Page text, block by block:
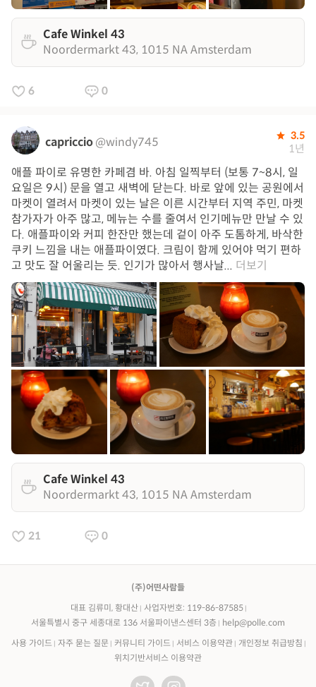
Cafe Winkel 43
Noordermarkt 43, 1015 NA Amsterdam
6 0
capriccio@windy745 3.5
1년
애플 파이로 유명한 카페겸 바. 아침 일찍부터 (보통 7~8시, 일
요일은 9시) 문을 열고 새벽에 닫는다. 바로 앞에 있는 공원에서
마켓이 열려서 마켓이 있는 날은 이른 시간부터 지역 주민, 마켓
참가자가 아주 많고, 메뉴는 수를 줄여서 인기메뉴만 만날 수 있
다. 애플파이와 커피 한잔만 했는데 겉이 아주 도톰하게, 바삭한
쿠키 느낌을 내는 애플파이였다. 크림이 함께 있어야 먹기 편하
고 맛도 잘 어울리는 듯. 인기가 많아서 행사날... 더보기
Cafe Winkel 43
Noordermarkt 43, 1015 NA Amsterdam
21 0
(주)어떤사람들
대표 김류미, 황대산
사업자번호: 119-86-87585
서울특별시 중구 세종대로 136 서울파이낸스센터 3층
help@polle.com
사용 가이드 자주 묻는 질문 커뮤니티 가이드 서비스 이용약관
개인정보 취급방침
위치기반서비스 이용약관